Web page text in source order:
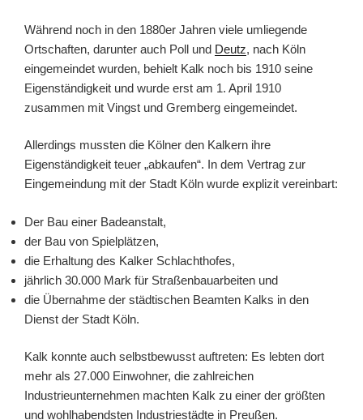
Während noch in den 1880er Jahren viele umliegende
Ortschaften, darunter auch Poll und Deutz, nach Köln
eingemeindet wurden, behielt Kalk noch bis 1910 seine
Eigenständigkeit und wurde erst am 1. April 1910
zusammen mit Vingst und Gremberg eingemeindet.
Allerdings mussten die Kölner den Kalkern ihre
Eigenständigkeit teuer „abkaufen“. In dem Vertrag zur
Eingemeindung mit der Stadt Köln wurde explizit vereinbart:
Der Bau einer Badeanstalt,
der Bau von Spielplätzen,
die Erhaltung des Kalker Schlachthofes,
jährlich 30.000 Mark für Straßenbauarbeiten und
die Übernahme der städtischen Beamten Kalks in den
Dienst der Stadt Köln.
Kalk konnte auch selbstbewusst auftreten: Es lebten dort
mehr als 27.000 Einwohner, die zahlreichen
Industrieunternehmen machten Kalk zu einer der größten
und wohlhabendsten Industriestädte in Preußen.